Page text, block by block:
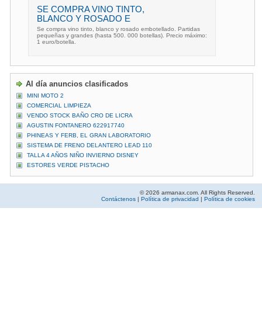
SE COMPRA VINO TINTO,
BLANCO Y ROSADO E
Se compra vino tinto, blanco y rosado embotellado. Partidas
pequeñas y grandes (hasta 500. 000 botellas). Precio máximo:
1 euro/botella.
Al día anuncios clasificados
MINI MOTO 2
COMERCIAL LIMPIEZA
VENDO STOCK BAÑO CRO DE LICRA
AGUSTIN FONTANERO 622917740
PHINEAS Y FERB, EL GRAN LABORATORIO
SISTEMA DE FRENO DELANTERO LEAD 110
TALLA 4 AÑOS NIÑO INVIERNO DISNEY
ESTORES VERDE PISTACHO
© 2026 armanax.com. All Rights Reserved.
Contáctenos | Política de privacidad | Política de cookies